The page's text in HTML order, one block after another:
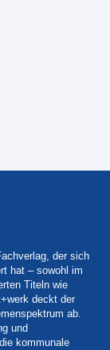
der sich
hat – sowohl im
Titeln wie
deckt der
ab.
und
kommunale